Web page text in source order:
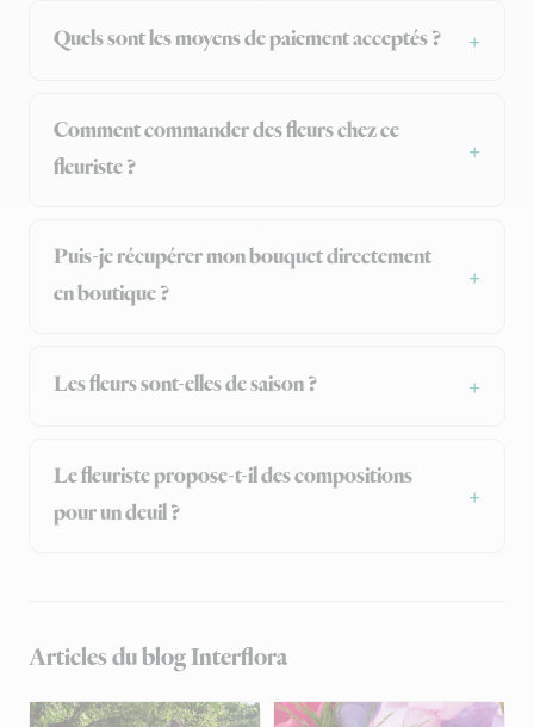
Quels sont les moyens de paiement acceptés ?
Comment commander des fleurs chez ce
fleuriste ?
Puis-je récupérer mon bouquet directement
en boutique ?
Les fleurs sont-elles de saison ?
Le fleuriste propose-t-il des compositions
pour un deuil ?
Articles du blog Interflora